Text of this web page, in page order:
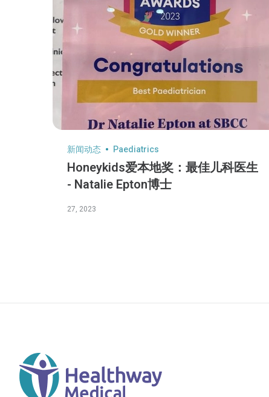
新闻动态 Paediatrics
Honeykids爱本地奖：最佳儿科医生
- Natalie Epton博士
27, 2023